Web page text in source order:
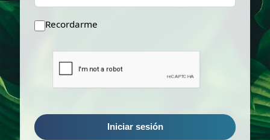
Recordarme
Iniciar sesión